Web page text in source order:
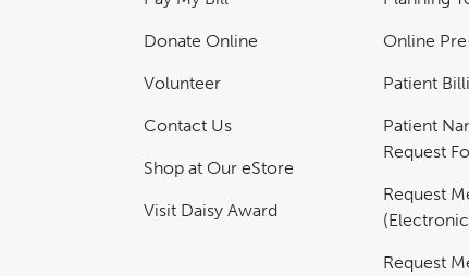
Donate Online
Volunteer
Contact Us
Shop at Our eStore
Visit Daisy Award
Online
Patient
Patient
Request
Request
Request